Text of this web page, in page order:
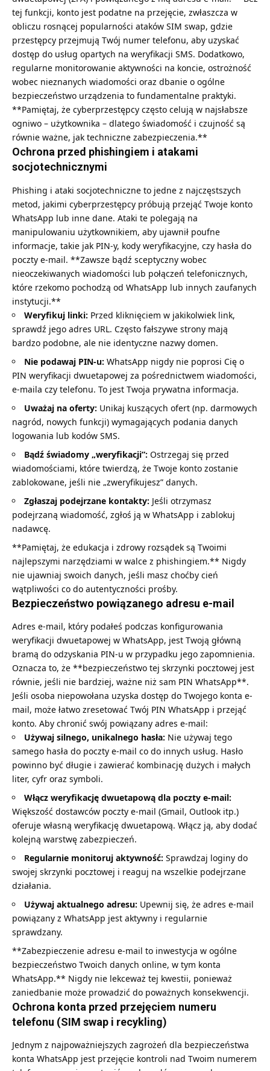
tej funkcji, konto jest podatne na przejęcie, zwłaszcza w
obliczu rosnącej popularności ataków SIM swap, gdzie
przestępcy przejmują Twój numer telefonu, aby uzyskać
dostęp do usług opartych na weryfikacji SMS. Dodatkowo,
regularne monitorowanie aktywności na koncie, ostrożność
wobec nieznanych wiadomości oraz dbanie o ogólne
bezpieczeństwo urządzenia to fundamentalne praktyki.
**Pamiętaj, że cyberprzestępcy często celują w najsłabsze
ogniwo – użytkownika – dlatego świadomość i czujność są
równie ważne, jak techniczne zabezpieczenia.**
Ochrona przed phishingiem i atakami
socjotechnicznymi
Phishing i ataki socjotechniczne to jedne z najczęstszych
metod, jakimi cyberprzestępcy próbują przejąć Twoje konto
WhatsApp lub inne dane. Ataki te polegają na
manipulowaniu użytkownikiem, aby ujawnił poufne
informacje, takie jak PIN-y, kody weryfikacyjne, czy hasła do
poczty e-mail. **Zawsze bądź sceptyczny wobec
nieoczekiwanych wiadomości lub połączeń telefonicznych,
które rzekomo pochodzą od WhatsApp lub innych zaufanych
instytucji.**
Weryfikuj linki: Przed kliknięciem w jakikolwiek link,
sprawdź jego adres URL. Często fałszywe strony mają
bardzo podobne, ale nie identyczne nazwy domen.
Nie podawaj PIN-u: WhatsApp nigdy nie poprosi Cię o
PIN weryfikacji dwuetapowej za pośrednictwem wiadomości,
e-maila czy telefonu. To jest Twoja prywatna informacja.
Uważaj na oferty: Unikaj kuszących ofert (np. darmowych
nagród, nowych funkcji) wymagających podania danych
logowania lub kodów SMS.
Bądź świadomy „weryfikacji”: Ostrzegaj się przed
wiadomościami, które twierdzą, że Twoje konto zostanie
zablokowane, jeśli nie „zweryfikujesz” danych.
Zgłaszaj podejrzane kontakty: Jeśli otrzymasz
podejrzaną wiadomość, zgłoś ją w WhatsApp i zablokuj
nadawcę.
**Pamiętaj, że edukacja i zdrowy rozsądek są Twoimi
najlepszymi narzędziami w walce z phishingiem.** Nigdy
nie ujawniaj swoich danych, jeśli masz choćby cień
wątpliwości co do autentyczności prośby.
Bezpieczeństwo powiązanego adresu e-mail
Adres e-mail, który podałeś podczas konfigurowania
weryfikacji dwuetapowej w WhatsApp, jest Twoją główną
bramą do odzyskania PIN-u w przypadku jego zapomnienia.
Oznacza to, że **bezpieczeństwo tej skrzynki pocztowej jest
równie, jeśli nie bardziej, ważne niż sam PIN WhatsApp**.
Jeśli osoba niepowołana uzyska dostęp do Twojego konta e-
mail, może łatwo zresetować Twój PIN WhatsApp i przejąć
konto. Aby chronić swój powiązany adres e-mail:
Używaj silnego, unikalnego hasła: Nie używaj tego
samego hasła do poczty e-mail co do innych usług. Hasło
powinno być długie i zawierać kombinację dużych i małych
liter, cyfr oraz symboli.
Włącz weryfikację dwuetapową dla poczty e-mail:
Większość dostawców poczty e-mail (Gmail, Outlook itp.)
oferuje własną weryfikację dwuetapową. Włącz ją, aby dodać
kolejną warstwę zabezpieczeń.
Regularnie monitoruj aktywność: Sprawdzaj loginy do
swojej skrzynki pocztowej i reaguj na wszelkie podejrzane
działania.
Używaj aktualnego adresu: Upewnij się, że adres e-mail
powiązany z WhatsApp jest aktywny i regularnie
sprawdzany.
**Zabezpieczenie adresu e-mail to inwestycja w ogólne
bezpieczeństwo Twoich danych online, w tym konta
WhatsApp.** Nigdy nie lekceważ tej kwestii, ponieważ
zaniedbanie może prowadzić do poważnych konsekwencji.
Ochrona konta przed przejęciem numeru
telefonu (SIM swap i recykling)
Jednym z najpoważniejszych zagrożeń dla bezpieczeństwa
konta WhatsApp jest przejęcie kontroli nad Twoim numerem